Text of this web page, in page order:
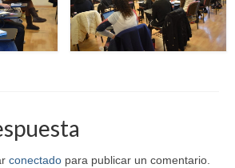
conectado para publicar un comentario.